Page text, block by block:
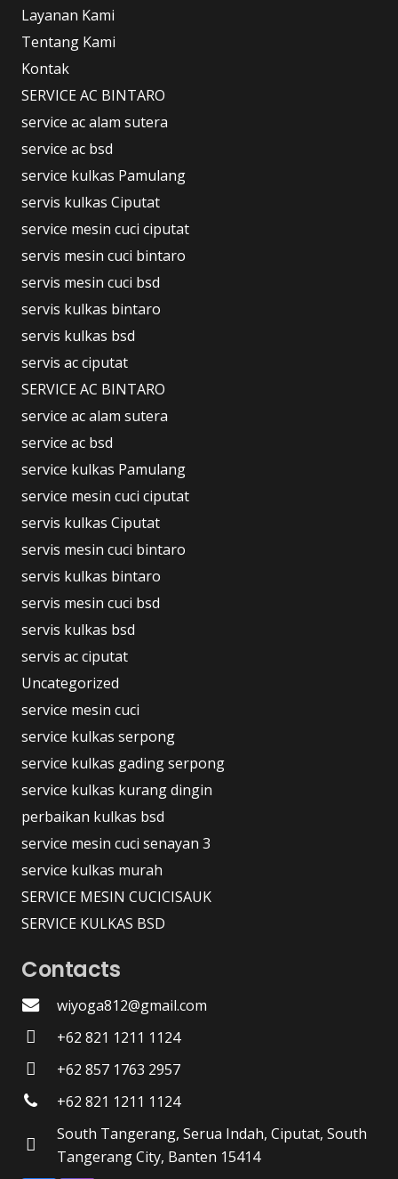
Layanan Kami
Tentang Kami
Kontak
SERVICE AC BINTARO
service ac alam sutera
service ac bsd
service kulkas Pamulang
servis kulkas Ciputat
service mesin cuci ciputat
servis mesin cuci bintaro
servis mesin cuci bsd
servis kulkas bintaro
servis kulkas bsd
servis ac ciputat
SERVICE AC BINTARO
service ac alam sutera
service ac bsd
service kulkas Pamulang
service mesin cuci ciputat
servis kulkas Ciputat
servis mesin cuci bintaro
servis kulkas bintaro
servis mesin cuci bsd
servis kulkas bsd
servis ac ciputat
Uncategorized
service mesin cuci
service kulkas serpong
service kulkas gading serpong
service kulkas kurang dingin
perbaikan kulkas bsd
service mesin cuci senayan 3
service kulkas murah
SERVICE MESIN CUCICISAUK
SERVICE KULKAS BSD
Contacts
wiyoga812@gmail.com
+62 821 1211 1124
+62 857 1763 2957
+62 821 1211 1124
South Tangerang, Serua Indah, Ciputat, South
Tangerang City, Banten 15414